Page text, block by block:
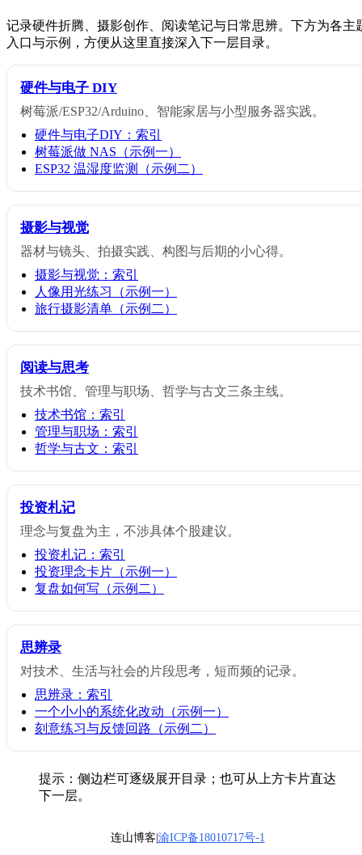
记录硬件折腾、摄影创作、阅读笔记与日常思辨。下方为各主
入口与示例，方便从这里直接深入下一层目录。
硬件与电子 DIY
树莓派/ESP32/Arduino、智能家居与小型服务器实践。
硬件与电子DIY：索引
树莓派做 NAS（示例一）
ESP32 温湿度监测（示例二）
摄影与视觉
器材与镜头、拍摄实践、构图与后期的小心得。
摄影与视觉：索引
人像用光练习（示例一）
旅行摄影清单（示例二）
阅读与思考
技术书馆、管理与职场、哲学与古文三条主线。
技术书馆：索引
管理与职场：索引
哲学与古文：索引
投资札记
理念与复盘为主，不涉具体个股建议。
投资札记：索引
投资理念卡片（示例一）
复盘如何写（示例二）
思辨录
对技术、生活与社会的片段思考，短而频的记录。
思辨录：索引
一个小小的系统化改动（示例一）
刻意练习与反馈回路（示例二）
提示：侧边栏可逐级展开目录；也可从上方卡片直达
下一层。
连山博客| 渝ICP备18010717号-1